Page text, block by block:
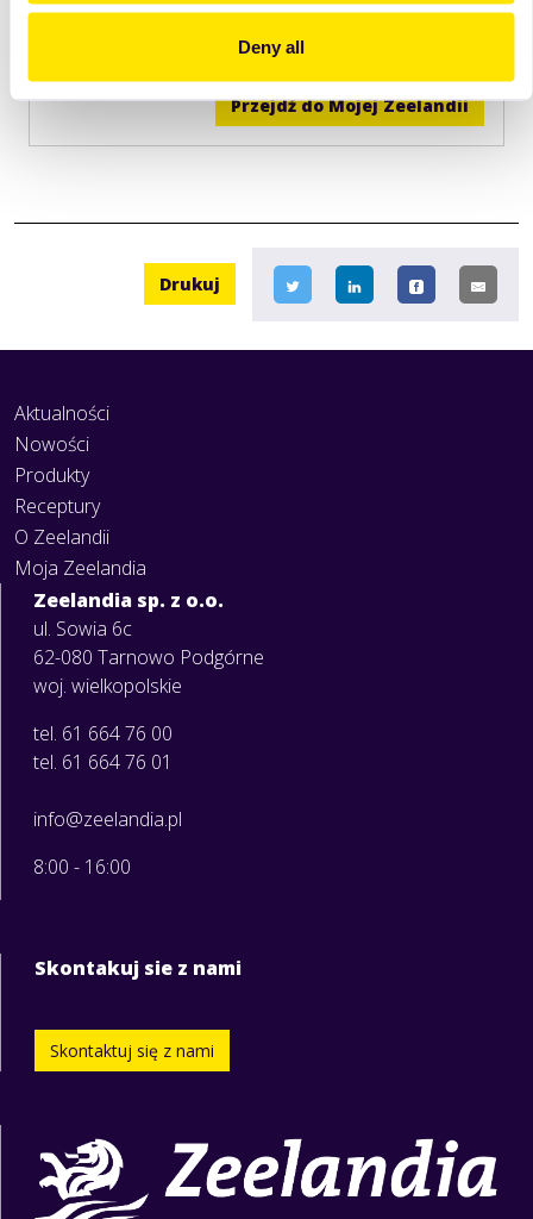
Deny all
dla użytkowników Mojej Zeelandii.
Przejdź do Mojej Zeelandii
Drukuj
Aktualności
Nowości
Produkty
Receptury
O Zeelandii
Moja Zeelandia
Zeelandia sp. z o.o.
ul. Sowia 6c
62-080 Tarnowo Podgórne
woj. wielkopolskie
tel. 61 664 76 00
tel. 61 664 76 01
info@zeelandia.pl
8:00 - 16:00
Skontakuj sie z nami
Skontaktuj się z nami